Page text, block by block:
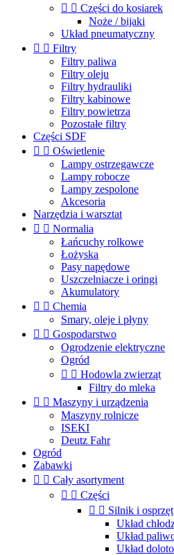
  Części do kosiarek
Noże / bijaki
Układ pneumatyczny
  Filtry
Filtry paliwa
Filtry oleju
Filtry hydrauliki
Filtry kabinowe
Filtry powietrza
Pozostałe filtry
Części SDF
  Oświetlenie
Lampy ostrzegawcze
Lampy robocze
Lampy zespolone
Akcesoria
Narzędzia i warsztat
  Normalia
Łańcuchy rolkowe
Łożyska
Pasy napędowe
Uszczelniacze i oringi
Akumulatory
  Chemia
Smary, oleje i płyny
  Gospodarstwo
Ogrodzenie elektryczne
Ogród
  Hodowla zwierząt
Filtry do mleka
  Maszyny i urządzenia
Maszyny rolnicze
ISEKI
Deutz Fahr
Ogród
Zabawki
  Cały asortyment
  Części
  Silnik i osprzęt
Układ
Układ
Układ